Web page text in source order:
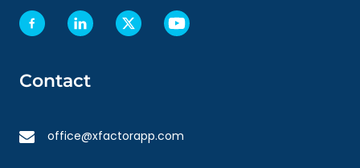
Contact
office@xfactorapp.com